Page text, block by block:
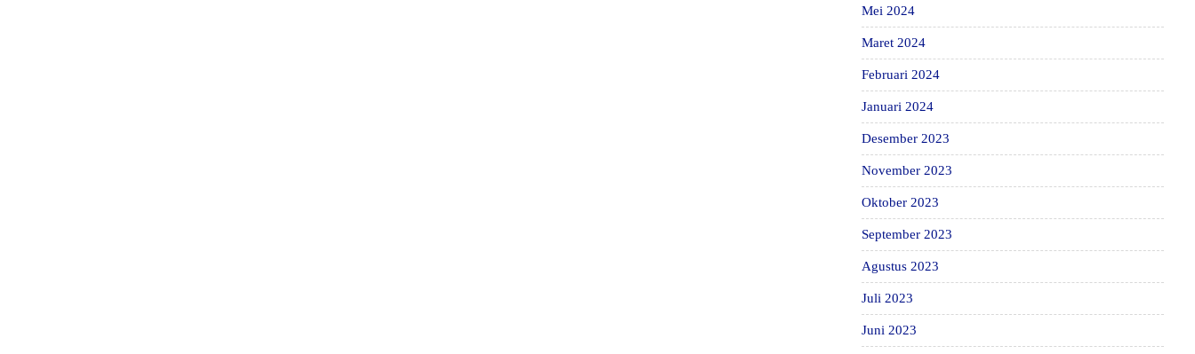
Mei 2024
Maret 2024
Februari 2024
Januari 2024
Desember 2023
November 2023
Oktober 2023
September 2023
Agustus 2023
Juli 2023
Juni 2023